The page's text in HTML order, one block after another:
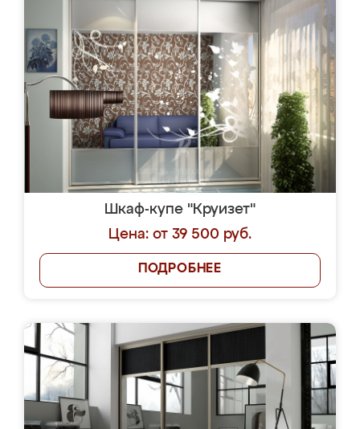
Шкаф-купе "Круизет"
Цена: от 39 500 руб.
ПОДРОБНЕЕ